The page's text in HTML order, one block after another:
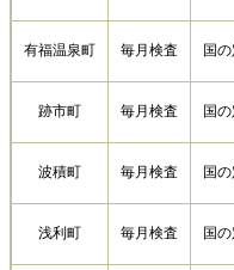
有福温泉町 毎月検査 国
跡市町 毎月検査 国
波積町 毎月検査 国
浅利町 毎月検査 国